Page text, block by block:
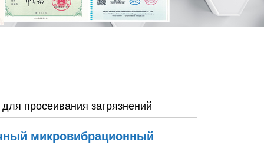
просеивания загрязнений
микровибрационный